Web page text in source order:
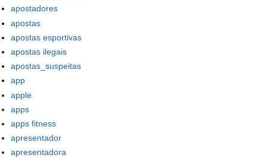
apostadores
apostas
apostas esportivas
apostas ilegais
apostas_suspeitas
app
apple
apps
apps fitness
apresentador
apresentadora